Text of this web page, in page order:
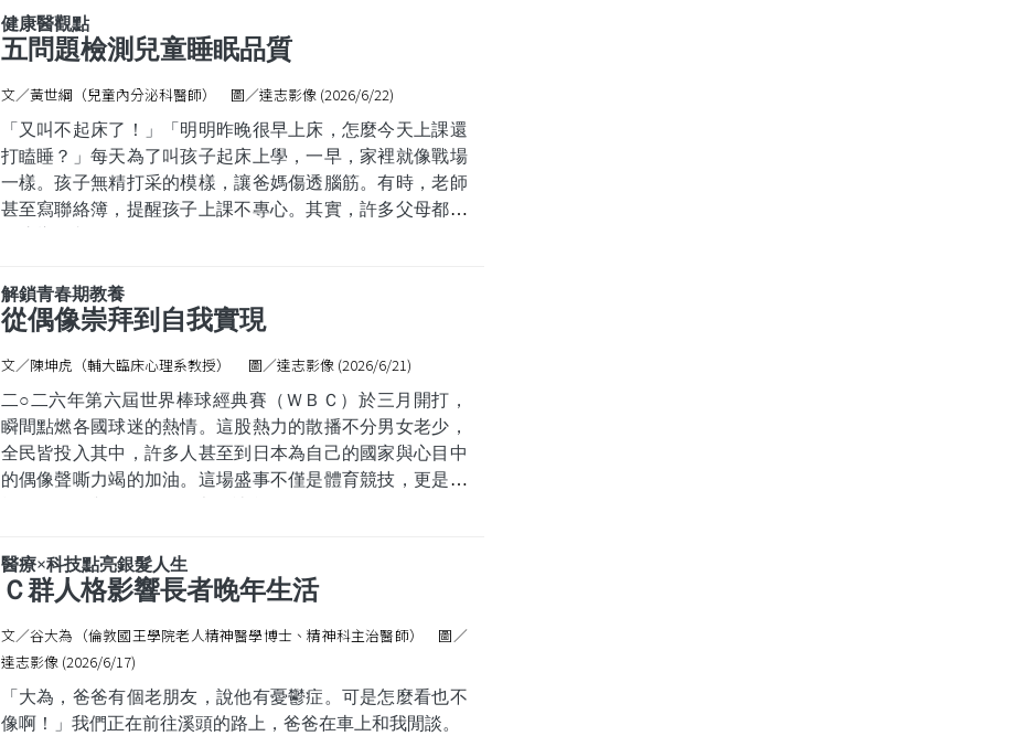
戶外探索與大自然互動
最近，妻子發現荒野保護協會臺中分會辦理「歡慶共享荔枝
全家去大快朵頤
健康醫觀點
五問題檢測兒童睡眠品質
文／黃世綱（兒童內分泌科醫師） 圖／達志影像 (2026/6/22)
「又叫不起床了！」「明明昨晚很早上床，怎麼今天上課還
打瞌睡？」每天為了叫孩子起床上學，一早，家裡就像戰場
一樣。孩子無精打采的模樣，讓爸媽傷透腦筋。有時，老師
甚至寫聯絡簿，提醒孩子上課不專心。其實，許多父母都遇
在半年內出現至少一種睡眠問題。傳統觀念以為孩子長大就
會睡得好，或把賴床歸咎於貪玩。
解鎖青春期教養
從偶像崇拜到自我實現
文／陳坤虎（輔大臨床心理系教授） 圖／達志影像 (2026/6/21)
二○二六年第六屆世界棒球經典賽（ＷＢＣ）於三月開打，
瞬間點燃各國球迷的熱情。這股熱力的散播不分男女老少，
全民皆投入其中，許多人甚至到日本為自己的國家與心目中
的偶像聲嘶力竭的加油。這場盛事不僅是體育競技，更是關
星偶像」的存在是孩子成長過程中不可或缺的一環。對許多
父母而言，孩子因追星花費大量時間與金錢，
醫療×科技點亮銀髮人生
Ｃ群人格影響長者晚年生活
文／谷大為（倫敦國王學院老人精神醫學博士、精神科主治醫師） 圖／
達志影像 (2026/6/17)
「大為，爸爸有個老朋友，說他有憂鬱症。可是怎麼看也不
像啊！」我們正在前往溪頭的路上，爸爸在車上和我閒談。